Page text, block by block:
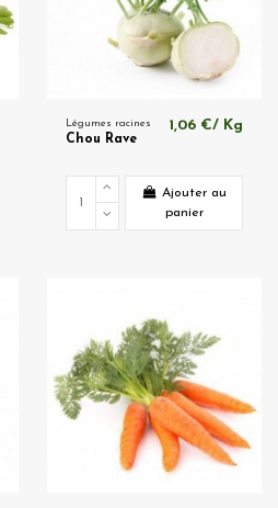
Légumes racines
Chou Rave
1,06 €/ Kg
Ajouter au
panier